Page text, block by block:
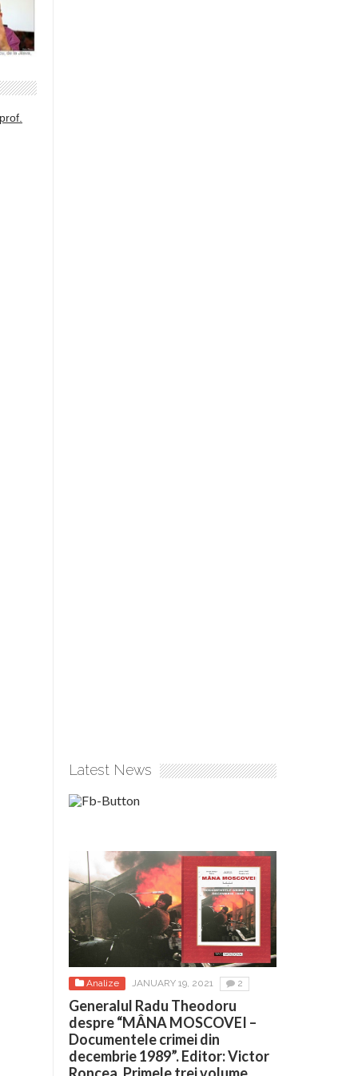
Latest News
Analize JANUARY 19, 2021 2
Generalul Radu Theodoru
despre “MÂNA MOSCOVEI –
Documentele crimei din
decembrie 1989”. Editor: Victor